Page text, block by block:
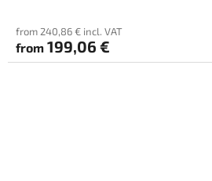
from 240,86 € incl. VAT
from 199,06 €